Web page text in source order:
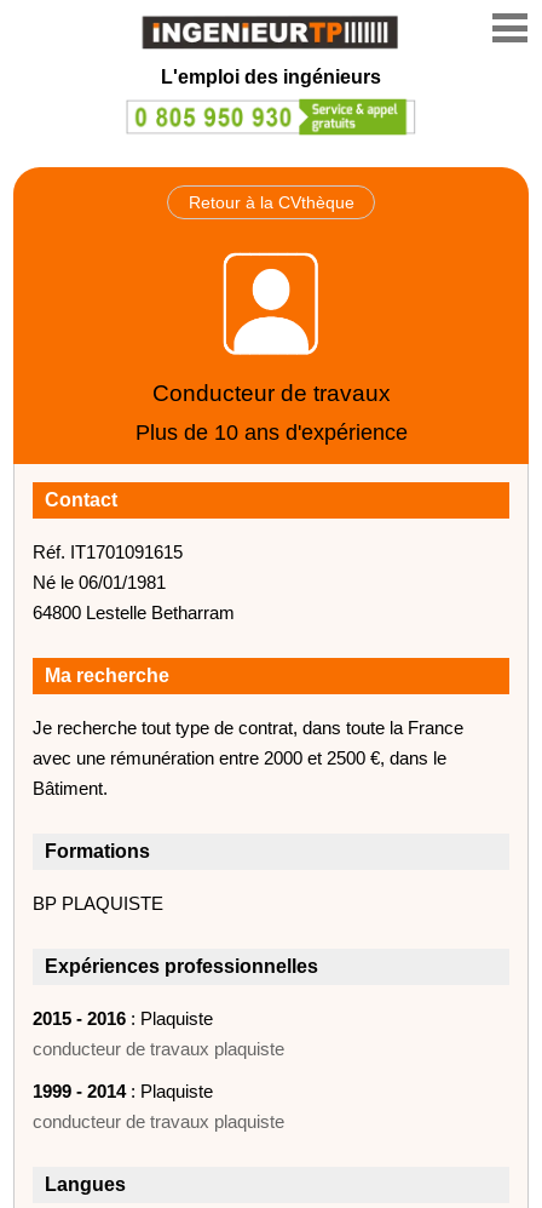
L'emploi des ingénieurs
Retour à la CVthèque
Conducteur de travaux
Plus de 10 ans d'expérience
Contact
Réf. IT1701091615
Né le 06/01/1981
64800 Lestelle Betharram
Ma recherche
Je recherche tout type de contrat, dans toute la France
avec une rémunération entre 2000 et 2500 €, dans le
Bâtiment.
Formations
BP PLAQUISTE
Expériences professionnelles
2015 - 2016 : Plaquiste
conducteur de travaux plaquiste
1999 - 2014: Plaquiste
conducteur de travaux plaquiste
Langues